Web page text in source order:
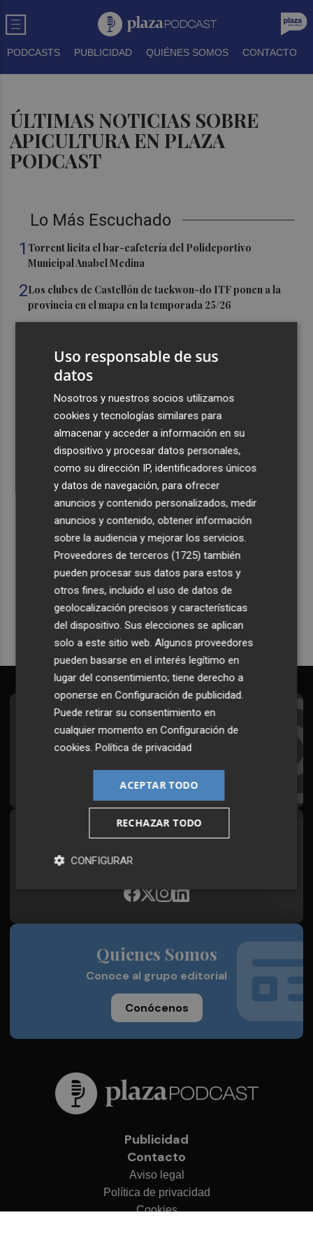
PODCASTS PUBLICIDAD QUIÉNES SOMOS CONTACTO
ÚLTIMAS NOTICIAS SOBRE
APICULTURA EN PLAZA
PODCAST
Lo Más Escuchado
1 Torrent licita el bar-cafetería del Polideportivo
Municipal Anabel Medina
2Los clubes de Castellón de taekwon-do ITF ponen a la
provincia en el mapa en la temporada 25/26
Bétera adquiere 10 emisoras TETRA destinadas a
emergencias
La incertidumbre de las nuevas generaciones del
Mercado Central: "El futuro se lo comen los turistas"
Recibe toda la actualidad de
Plaza Podcast en tu correo
Quiero suscribirme
Suscríbete al Boletín
Todos los días a primera hora en tu email
Síguenos en redes
Plaza Podcast, desde cualquier medio
Quienes Somos
Conoce al grupo editorial
Conócenos
Publicidad
Contacto
Aviso legal
Política de privacidad
Cookies
Uso responsable de sus
datos
Nosotros y nuestros socios utilizamos
cookies y tecnologías similares para
almacenar y acceder a información en su
dispositivo y procesar datos personales,
como su dirección IP, identificadores únicos
y datos de navegación, para ofrecer
anuncios y contenido personalizados, medir
anuncios y contenido, obtener información
sobre la audiencia y mejorar los servicios.
Proveedores de terceros (1725) también
pueden procesar sus datos para estos y
otros fines, incluido el uso de datos de
geolocalización precisos y características
del dispositivo. Sus elecciones se aplican
solo a este sitio web. Algunos proveedores
pueden basarse en el interés legítimo en
lugar del consentimiento; tiene derecho a
oponerse enConfiguración de publicidad.
Puede retirar su consentimiento en
cualquier momento enConfiguración de
cookies.Política de privacidad
ACEPTAR TODO
RECHAZAR TODO
CONFIGURAR